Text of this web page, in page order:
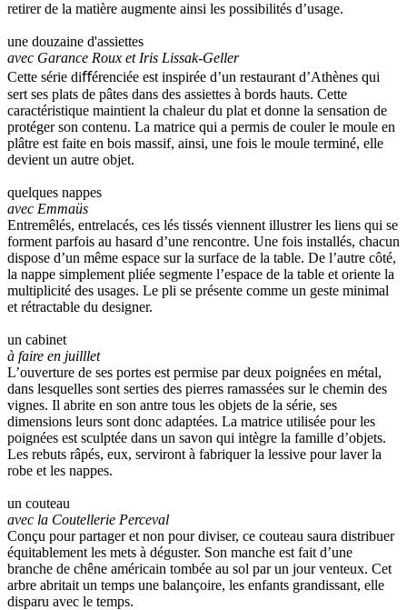
retirer de la matière augmente ainsi les possibilités d’usage.
une douzaine d'assiettes
avec Garance Roux et Iris Lissak-Geller
Cette série diﬀérenciée est inspirée d’un restaurant d’Athènes qui
sert ses plats de pâtes dans des assiettes à bords hauts. Cette
caractéristique maintient la chaleur du plat et donne la sensation de
protéger son contenu. La matrice qui a permis de couler le moule en
plâtre est faite en bois massif, ainsi, une fois le moule terminé, elle
devient un autre objet.
quelques nappes
avec Emmaüs
Entremêlés, entrelacés, ces lés tissés viennent illustrer les liens qui se
forment parfois au hasard d’une rencontre. Une fois installés, chacun
dispose d’un même espace sur la surface de la table. De l’autre côté,
la nappe simplement pliée segmente l’espace de la table et oriente la
multiplicité des usages. Le pli se présente comme un geste minimal
et rétractable du designer.
un cabinet
à faire en juilllet
L’ouverture de ses portes est permise par deux poignées en métal,
dans lesquelles sont serties des pierres ramassées sur le chemin des
vignes. Il abrite en son antre tous les objets de la série, ses
dimensions leurs sont donc adaptées. La matrice utilisée pour les
poignées est sculptée dans un savon qui intègre la famille d’objets.
Les rebuts râpés, eux, serviront à fabriquer la lessive pour laver la
robe et les nappes.
un couteau
avec la Coutellerie Perceval
Conçu pour partager et non pour diviser, ce couteau saura distribuer
équitablement les mets à déguster. Son manche est fait d’une
branche de chêne américain tombée au sol par un jour venteux. Cet
arbre abritait un temps une balançoire, les enfants grandissant, elle
disparu avec le temps.